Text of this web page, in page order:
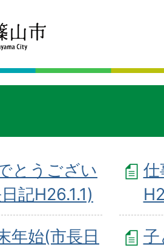
とうござい
記H26.1.1)
仕
年始(市長日
子